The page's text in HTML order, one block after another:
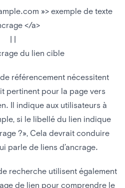
»> exemple de texte
</a>
| |
du lien cible
référencement nécessitent
pertinent pour la page vers
Il indique aux utilisateurs à
si le libellé du lien indique
?», Cela devrait conduire
parle de liens d’ancrage.
recherche utilisent également
de lien pour comprendre le